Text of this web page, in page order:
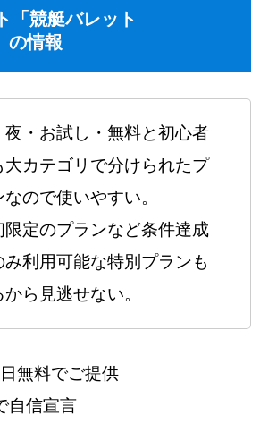
「競艇バレット
の情報
夜・お試し・無料と初心者
大カテゴリで分けられたプ
なので使いやすい。
限定のプランなど条件達成
み利用可能な特別プランも
から見逃せない。
無料でご提供
自信宣言